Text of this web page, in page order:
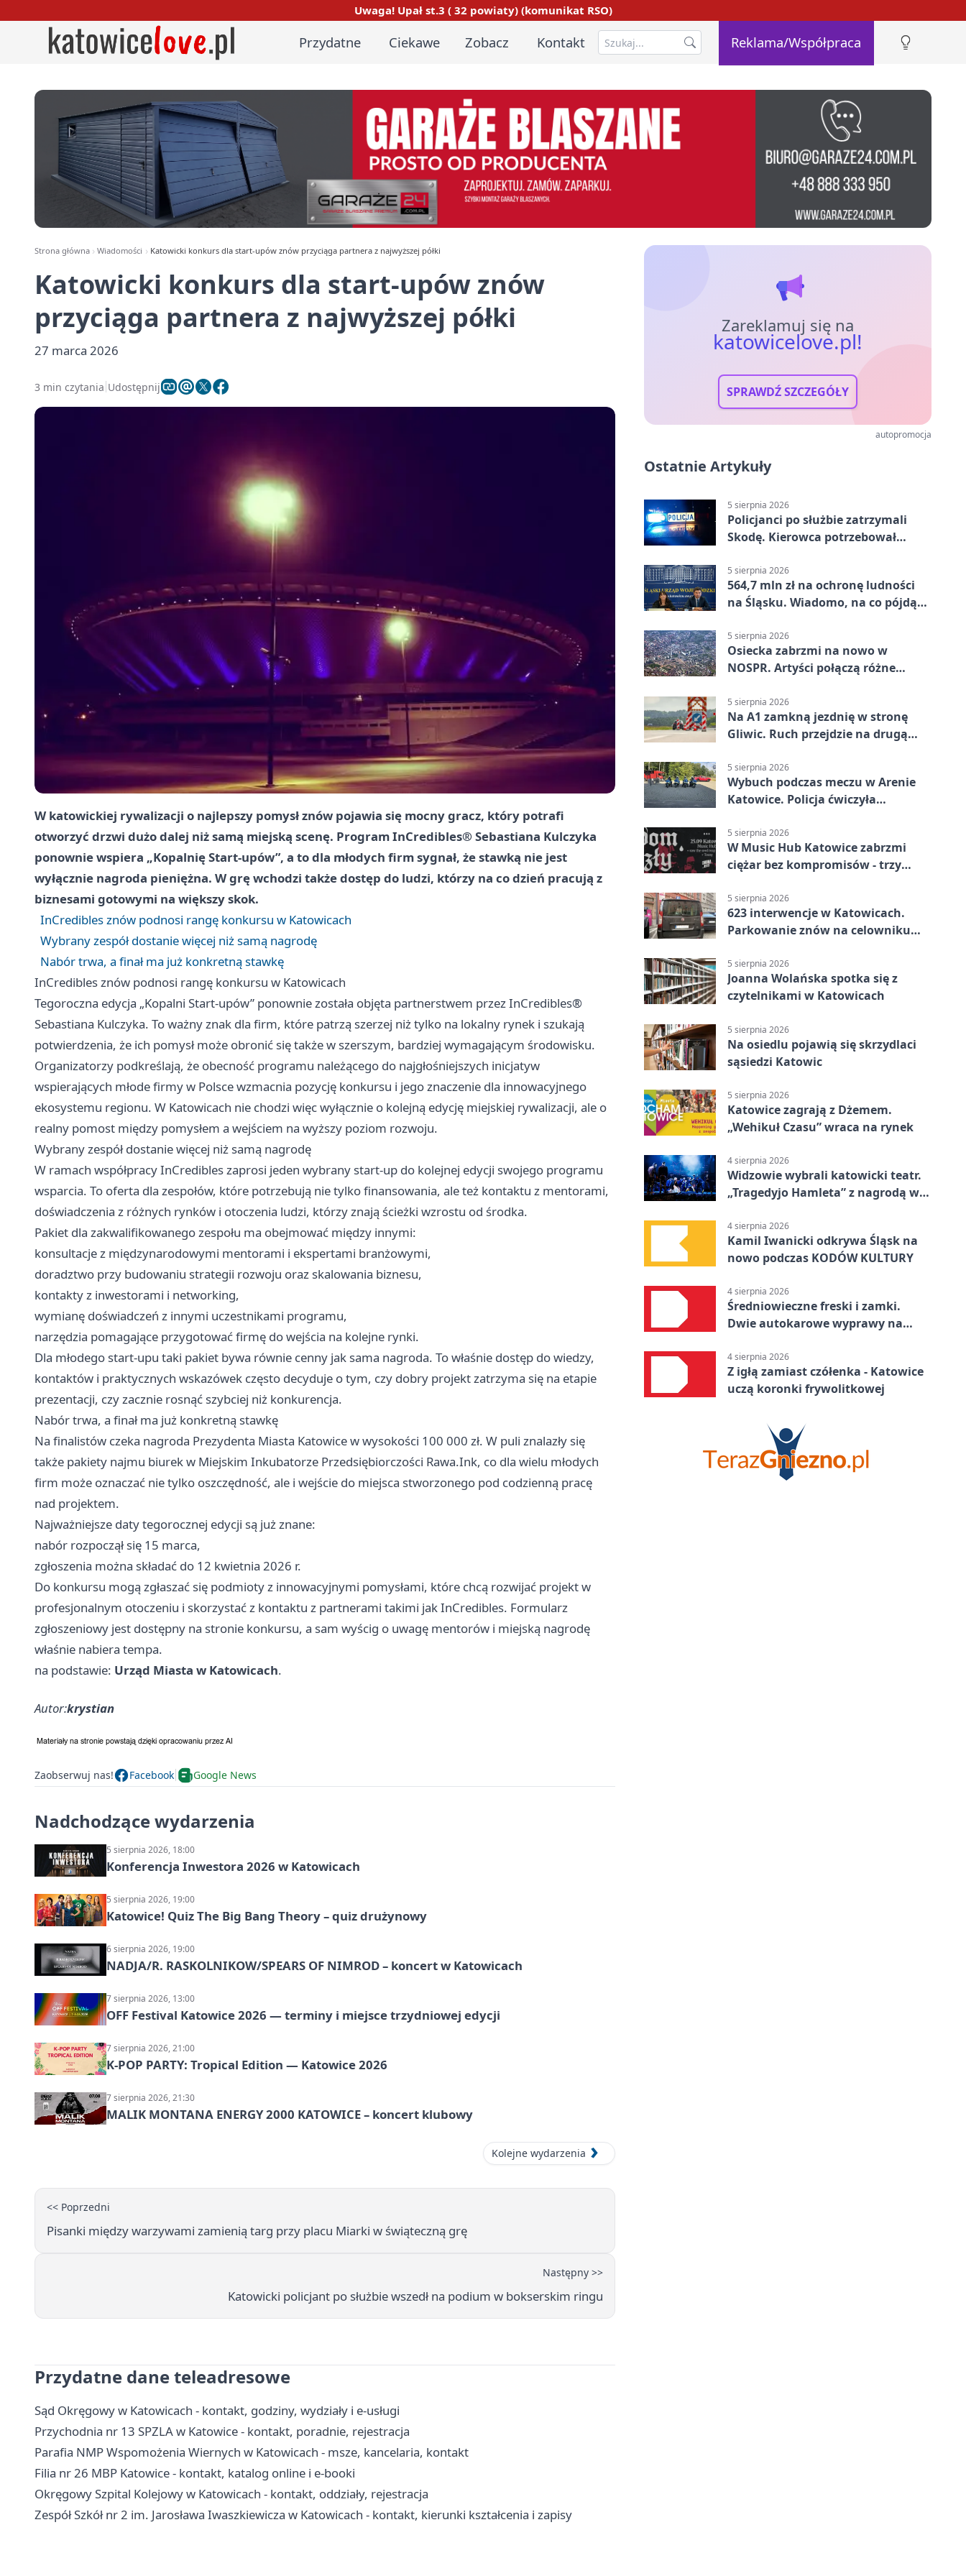
Uwaga! Upał st.3 ( 32 powiaty) (komunikat RSO)
Przydatne Ciekawe Zobacz Kontakt Reklama/Współpraca
Strona główna Wiadomości Katowicki konkurs dla start-upów znów przyciąga partnera z najwyższej półki
Katowicki konkurs dla start-upów znów
przyciąga partnera z najwyższej półki
27 marca 2026
3 min czytania Udostępnij
W katowickiej rywalizacji o najlepszy pomysł znów pojawia się mocny gracz, który potrafi
otworzyć drzwi dużo dalej niż samą miejską scenę. Program InCredibles® Sebastiana Kulczyka
ponownie wspiera „Kopalnię Start-upów”, a to dla młodych firm sygnał, że stawką nie jest
wyłącznie nagroda pieniężna. W grę wchodzi także dostęp do ludzi, którzy na co dzień pracują z
biznesami gotowymi na większy skok.
InCredibles znów podnosi rangę konkursu w Katowicach
Wybrany zespół dostanie więcej niż samą nagrodę
Nabór trwa, a finał ma już konkretną stawkę
InCredibles znów podnosi rangę konkursu w Katowicach
Tegoroczna edycja „Kopalni Start-upów” ponownie została objęta partnerstwem przez InCredibles®
Sebastiana Kulczyka. To ważny znak dla firm, które patrzą szerzej niż tylko na lokalny rynek i szukają
potwierdzenia, że ich pomysł może obronić się także w szerszym, bardziej wymagającym środowisku.
Organizatorzy podkreślają, że obecność programu należącego do najgłośniejszych inicjatyw
wspierających młode firmy w Polsce wzmacnia pozycję konkursu i jego znaczenie dla innowacyjnego
ekosystemu regionu. W Katowicach nie chodzi więc wyłącznie o kolejną edycję miejskiej rywalizacji, ale o
realny pomost między pomysłem a wejściem na wyższy poziom rozwoju.
Wybrany zespół dostanie więcej niż samą nagrodę
W ramach współpracy InCredibles zaprosi jeden wybrany start-up do kolejnej edycji swojego programu
wsparcia. To oferta dla zespołów, które potrzebują nie tylko finansowania, ale też kontaktu z mentorami,
doświadczenia z różnych rynków i otoczenia ludzi, którzy znają ścieżki wzrostu od środka.
Pakiet dla zakwalifikowanego zespołu ma obejmować między innymi:
konsultacje z międzynarodowymi mentorami i ekspertami branżowymi,
doradztwo przy budowaniu strategii rozwoju oraz skalowania biznesu,
kontakty z inwestorami i networking,
wymianę doświadczeń z innymi uczestnikami programu,
narzędzia pomagające przygotować firmę do wejścia na kolejne rynki.
Dla młodego start-upu taki pakiet bywa równie cenny jak sama nagroda. To właśnie dostęp do wiedzy,
kontaktów i praktycznych wskazówek często decyduje o tym, czy dobry projekt zatrzyma się na etapie
prezentacji, czy zacznie rosnąć szybciej niż konkurencja.
Nabór trwa, a finał ma już konkretną stawkę
Na finalistów czeka nagroda Prezydenta Miasta Katowice w wysokości 100 000 zł. W puli znalazły się
także pakiety najmu biurek w Miejskim Inkubatorze Przedsiębiorczości Rawa.Ink, co dla wielu młodych
firm może oznaczać nie tylko oszczędność, ale i wejście do miejsca stworzonego pod codzienną pracę
nad projektem.
Najważniejsze daty tegorocznej edycji są już znane:
nabór rozpoczął się 15 marca,
zgłoszenia można składać do 12 kwietnia 2026 r.
Do konkursu mogą zgłaszać się podmioty z innowacyjnymi pomysłami, które chcą rozwijać projekt w
profesjonalnym otoczeniu i skorzystać z kontaktu z partnerami takimi jak InCredibles. Formularz
zgłoszeniowy jest dostępny na stronie konkursu, a sam wyścig o uwagę mentorów i miejską nagrodę
właśnie nabiera tempa.
na podstawie: Urząd Miasta w Katowicach.
Autor:krystian
Zaobserwuj nas! Facebook Google News
Nadchodzące wydarzenia
5 sierpnia 2026, 18:00
Konferencja Inwestora 2026 w Katowicach
5 sierpnia 2026, 19:00
Katowice! Quiz The Big Bang Theory – quiz drużynowy
6 sierpnia 2026, 19:00
NADJA/R. RASKOLNIKOW/SPEARS OF NIMROD – koncert w Katowicach
7 sierpnia 2026, 13:00
OFF Festival Katowice 2026 — terminy i miejsce trzydniowej edycji
7 sierpnia 2026, 21:00
K-POP PARTY: Tropical Edition — Katowice 2026
7 sierpnia 2026, 21:30
MALIK MONTANA ENERGY 2000 KATOWICE – koncert klubowy
Kolejne wydarzenia
<< Poprzedni
Pisanki między warzywami zamienią targ przy placu Miarki w świąteczną grę
Następny >>
Katowicki policjant po służbie wszedł na podium w bokserskim ringu
Przydatne dane teleadresowe
Sąd Okręgowy w Katowicach - kontakt, godziny, wydziały i e-usługi
Przychodnia nr 13 SPZLA w Katowice - kontakt, poradnie, rejestracja
Parafia NMP Wspomożenia Wiernych w Katowicach - msze, kancelaria, kontakt
Filia nr 26 MBP Katowice - kontakt, katalog online i e-booki
Okręgowy Szpital Kolejowy w Katowicach - kontakt, oddziały, rejestracja
Zespół Szkół nr 2 im. Jarosława Iwaszkiewicza w Katowicach - kontakt, kierunki kształcenia i zapisy
Zareklamuj się na
katowicelove.pl!
SPRAWDŹ SZCZEGÓŁY
autopromocja
Ostatnie Artykuły
5 sierpnia 2026
Policjanci po służbie zatrzymali
Skodę. Kierowca potrzebował
5 sierpnia 2026
564,7 mln zł na ochronę ludności
na Śląsku. Wiadomo, na co pójdą
5 sierpnia 2026
Osiecka zabrzmi na nowo w
NOSPR. Artyści połączą różne
5 sierpnia 2026
Na A1 zamkną jezdnię w stronę
Gliwic. Ruch przejdzie na drugą
5 sierpnia 2026
Wybuch podczas meczu w Arenie
Katowice. Policja ćwiczyła
5 sierpnia 2026
W Music Hub Katowice zabrzmi
ciężar bez kompromisów - trzy
5 sierpnia 2026
623 interwencje w Katowicach.
Parkowanie znów na celowniku
5 sierpnia 2026
Joanna Wolańska spotka się z
czytelnikami w Katowicach
5 sierpnia 2026
Na osiedlu pojawią się skrzydlaci
sąsiedzi Katowic
5 sierpnia 2026
Katowice zagrają z Dżemem.
„Wehikuł Czasu” wraca na rynek
4 sierpnia 2026
Widzowie wybrali katowicki teatr.
„Tragedyjo Hamleta” z nagrodą w
4 sierpnia 2026
Kamil Iwanicki odkrywa Śląsk na
nowo podczas KODÓW KULTURY
4 sierpnia 2026
Średniowieczne freski i zamki.
Dwie autokarowe wyprawy na
4 sierpnia 2026
Z igłą zamiast czółenka - Katowice
uczą koronki frywolitkowej